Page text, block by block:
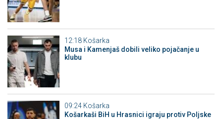
12:18 Košarka
Musa i Kamenjaš dobili veliko pojačanje u
klubu
09:24 Košarka
Košarkaši BiH u Hrasnici igraju protiv Poljske